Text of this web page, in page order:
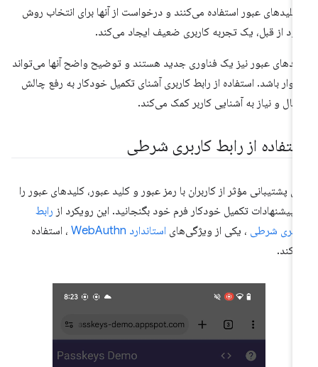
کلیدهای عبور استفاده می‌کنند و درخواست از آنها برای انتخاب روش
از قبل، یک تجربه کاربری ضعیف ایجاد می‌کند.
عبور نیز یک فناوری جدید هستند و توضیح واضح آنها می‌تواند
باشد. استفاده از رابط کاربری آشنای تکمیل خودکار به رفع چالش
و نیاز به آشنایی کاربر کمک می‌کند.
از رابط کاربری شرطی
پشتیبانی مؤثر از کاربران با رمز عبور و کلید عبور، کلیدهای عبور را
پیشنهادات تکمیل خودکار فرم خود بگنجانید. این رویکرد ازرابط
شرطی ، یکی از ویژگی‌هایاستاندارد WebAuthn
، استفاده